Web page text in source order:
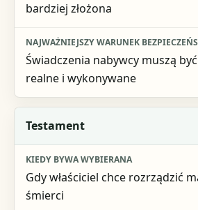
bardziej złożona
Świadczenia nabywcy muszą
realne i wykonywane
Testament
Gdy właściciel chce rozrządzić
śmierci